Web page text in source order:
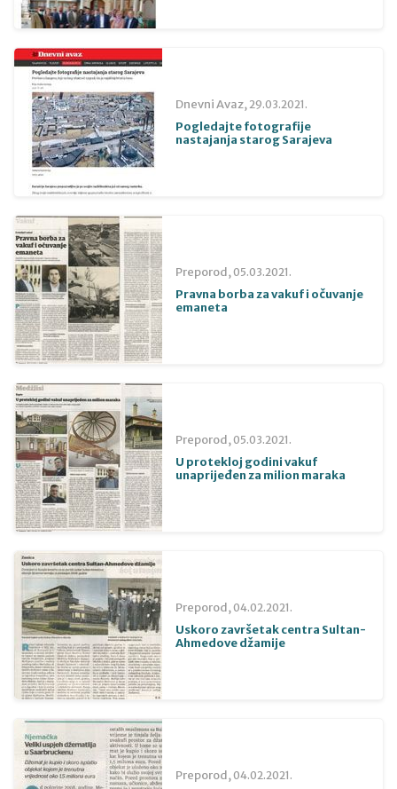
Dnevni Avaz,29.03.2021.
Pogledajte fotografije
nastajanja starog Sarajeva
Preporod,05.03.2021.
Pravna borba za vakuf i očuvanje
emaneta
Preporod,05.03.2021.
U protekloj godini vakuf
unaprijeđen za milion maraka
Preporod,04.02.2021.
Uskoro završetak centra Sultan-
Ahmedove džamije
Preporod,04.02.2021.